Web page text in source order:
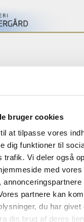
bruger cookies
at tilpasse vores
dig funktioner til
trafik. Vi deler også
med vores
annonceringspartnere
partnere kan
du har givet
din brug af deres